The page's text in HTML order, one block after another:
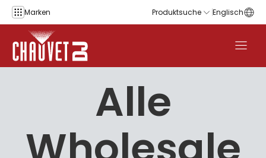
Zum Inhalt springen
Marken Produktsuche Englisch
Alle